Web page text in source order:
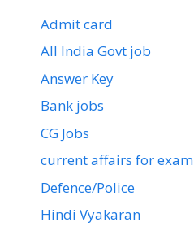
Admit card
All India Govt job
Answer Key
Bank jobs
CG Jobs
current affairs for exam
Defence/Police
Hindi Vyakaran